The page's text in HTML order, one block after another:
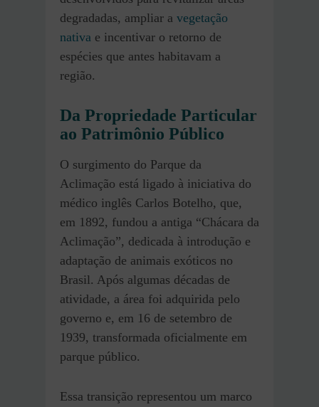
degradadas, ampliar a vegetação
nativa e incentivar o retorno de
espécies que antes habitavam a
região.
Da Propriedade Particular
ao Patrimônio Público
O surgimento do Parque da
Aclimação está ligado à iniciativa do
médico inglês Carlos Botelho, que,
em 1892, fundou a antiga “Chácara da
Aclimação”, dedicada à introdução e
adaptação de animais exóticos no
Brasil. Após algumas décadas de
atividade, a área foi adquirida pelo
governo e, em 16 de setembro de
1939, transformada oficialmente em
parque público.
Essa transição representou um marco